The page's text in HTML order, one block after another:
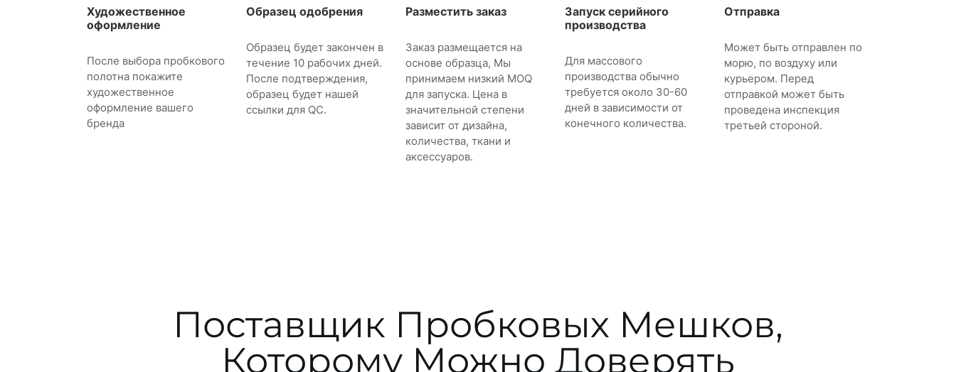
Художественное
оформление
После выбора пробкового
полотна покажите
художественное
оформление вашего
бренда
Образец одобрения
Образец будет закончен в
течение 10 рабочих дней.
После подтверждения,
образец будет нашей
ссылки для QC.
Разместить заказ
Заказ размещается на
основе образца, Мы
принимаем низкий MOQ
для запуска. Цена в
значительной степени
зависит от дизайна,
количества, ткани и
аксессуаров.
Запуск серийного
производства
Для массового
производства обычно
требуется около 30-60
дней в зависимости от
конечного количества.
Отправка
Может быть отправлен по
морю, по воздуху или
курьером. Перед
отправкой может быть
проведена инспекция
третьей стороной.
Поставщик Пробковых Мешков,
Которому Можно Доверять